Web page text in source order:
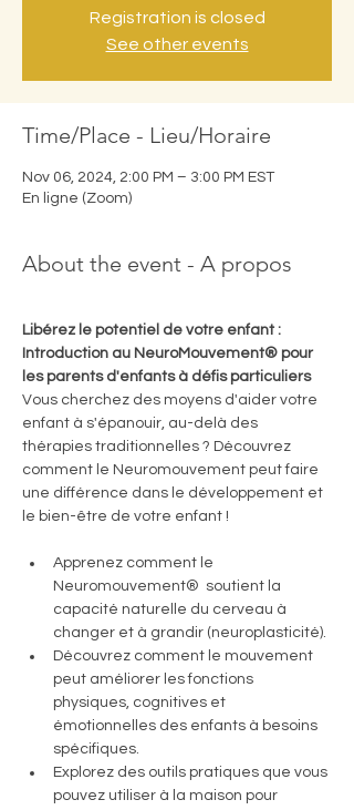
Registration is closed
See other events
Time/Place - Lieu/Horaire
Nov 06, 2024, 2:00 PM – 3:00 PM EST
En ligne (Zoom)
About the event - A propos
Libérez le potentiel de votre enfant :
Introduction au NeuroMouvement® pour
les parents d'enfants à défis particuliers
Vous cherchez des moyens d'aider votre
enfant à s'épanouir, au-delà des
thérapies traditionnelles ? Découvrez
comment le Neuromouvement peut faire
une différence dans le développement et
le bien-être de votre enfant !
Apprenez comment le
Neuromouvement®  soutient la
capacité naturelle du cerveau à
changer et à grandir (neuroplasticité).
Découvrez comment le mouvement
peut améliorer les fonctions
physiques, cognitives et
émotionnelles des enfants à besoins
spécifiques.
Explorez des outils pratiques que vous
pouvez utiliser à la maison pour